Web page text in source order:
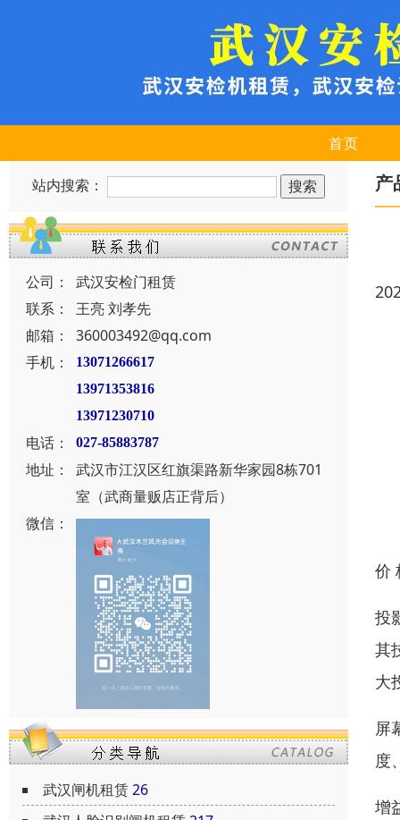
首页
站内搜索：
公司：
武汉安检门租赁
联系：
王亮 刘孝先
邮箱：
360003492@qq.com
手机：
13071266617
13971353816
13971230710
电话： 027-85883787
地址：
武汉市江汉区红旗渠路新华家园8栋701
室（武商量贩店正背后）
微信：
武汉闸机租赁26
产
价
投
其
大
屏
度
增